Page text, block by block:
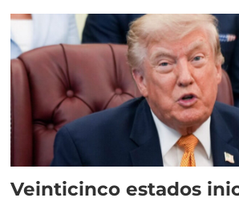
Veinticinco estados